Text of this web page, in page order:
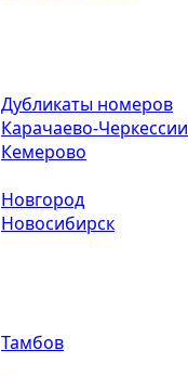
Дубликаты номеров
Карачаево-Черкессии
Кемерово
Новгород
Новосибирск
Тамбов